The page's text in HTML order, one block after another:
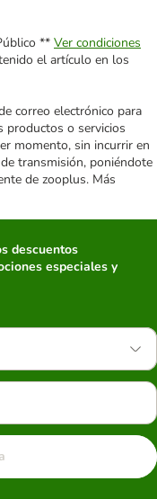
** Ver condiciones
el artículo en los
correo electrónico para
productos o servicios
momento, sin incurrir en
transmisión, poniéndote
de zooplus. Más
descuentos
especiales y